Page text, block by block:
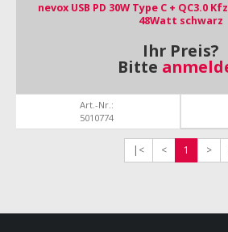
nevox USB PD 30W Type C + QC3.0
48Watt schwarz
Ihr Preis?
Bitte
Art.-Nr.:
5010774
|< < 1 >